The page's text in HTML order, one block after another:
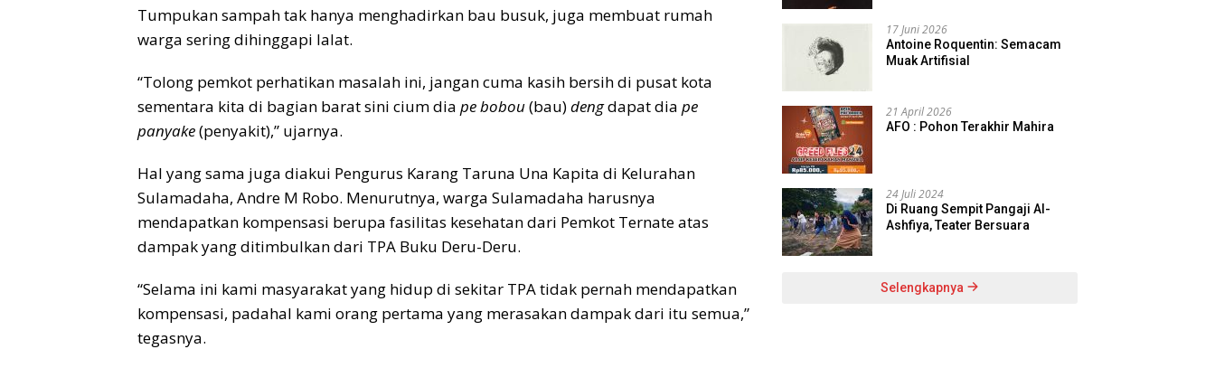
Tumpukan sampah tak hanya menghadirkan bau busuk, juga membuat rumah
warga sering dihinggapi lalat.
“Tolong pemkot perhatikan masalah ini, jangan cuma kasih bersih di pusat kota
sementara kita di bagian barat sini cium dia pe bobou(bau)dengdapat dia pe
panyake(penyakit),” ujarnya.
Hal yang sama juga diakui Pengurus Karang Taruna Una Kapita di Kelurahan
Sulamadaha, Andre M Robo. Menurutnya, warga Sulamadaha harusnya
mendapatkan kompensasi berupa fasilitas kesehatan dari Pemkot Ternate atas
dampak yang ditimbulkan dari TPA Buku Deru-Deru.
“Selama ini kami masyarakat yang hidup di sekitar TPA tidak pernah mendapatkan
kompensasi, padahal kami orang pertama yang merasakan dampak dari itu semua,”
tegasnya.
17 Juni 2026
Antoine Roquentin: Semacam
Muak Artifisial
21 April 2026
AFO : Pohon Terakhir Mahira
24 Juli 2024
Di Ruang Sempit Pangaji Al-
Ashfiya, Teater Bersuara
Selengkapnya